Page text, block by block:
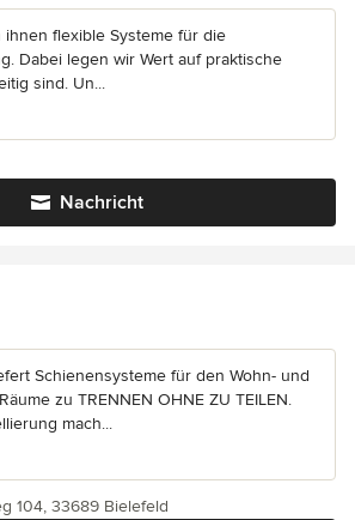
flexible Systeme für die
Dabei legen wir Wert auf praktische
sind. Un...
Nachricht
Schienensysteme für den Wohn- und
zu TRENNEN OHNE ZU TEILEN.
mach...
104, 33689 Bielefeld